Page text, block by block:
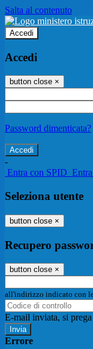
Salta al contenuto
Accedi
Accedi
button close ×
Password dimenticata?
-
Entra con SPID
Seleziona utente
button close ×
Recupero
button close ×
all'indirizzo indicato con
E-mail inviata, si
Errore